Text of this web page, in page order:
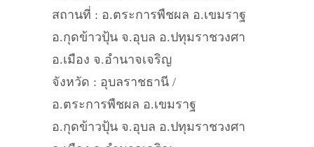
สถานที่ : อ.ตระการพืชผล อ.เขมราฐ
อ.กุดข้าวปุ้น จ.อุบล อ.ปทุมราชวงศา
อ.เมือง จ.อำนาจเจริญ
จังหวัด : อุบลราชธานี /
อ.ตระการพืชผล อ.เขมราฐ
อ.กุดข้าวปุ้น จ.อุบล อ.ปทุมราชวงศา